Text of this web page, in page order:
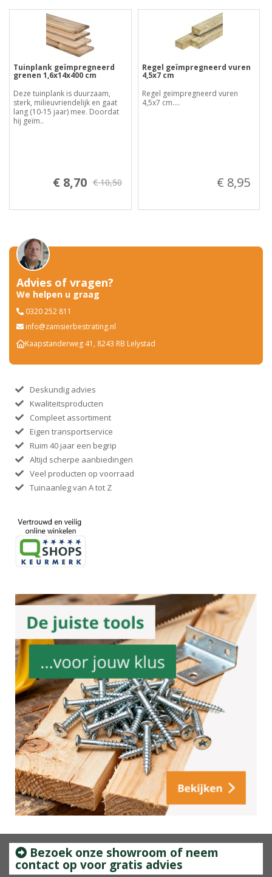
Tuinplank geïmpregneerd
grenen 1,6x14x400 cm
Deze tuinplank is duurzaam,
sterk, milieuvriendelijk en gaat
lang (10-15 jaar) mee. Doordat
hij geïm..
€ 8,70 € 10,50
Regel geïmpregneerd vuren
4,5x7 cm
Regel geïmpregneerd vuren
4,5x7 cm....
€ 8,95
Advies of vragen?
We helpen u graag
0320 252 811
info@zamsierbestrating.nl
Kaapstanderweg 41, 8243 RB Lelystad
Deskundig advies
Kwaliteitsproducten
Compleet assortiment
Eigen transportservice
Ruim 40 jaar een begrip
Altijd scherpe aanbiedingen
Veel producten op voorraad
Tuinaanleg van A tot Z
Bezoek onze showroom of neem
contact op voor gratis advies